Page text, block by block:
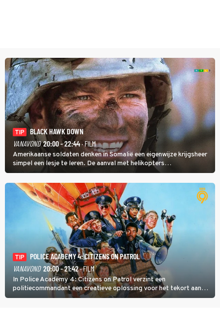
TIP
BLACK HAWK DOWN
VANAVOND 20:00 - 22:44· FILM
Amerikaanse soldaten denken in Somalië een eigenwijze krijgsheer
simpel een lesje te leren. De aanval met helikopters
verloopt in Black Hawk down dramatisch.
TIP
POLICE ACADEMY 4: CITIZENS ON PATROL
VANAVOND 20:00 - 21:42· FILM
In Police Academy 4: Citizens on Patrol verzint een
politiecommandant een creatieve oplossing voor het tekort aan
agenten.